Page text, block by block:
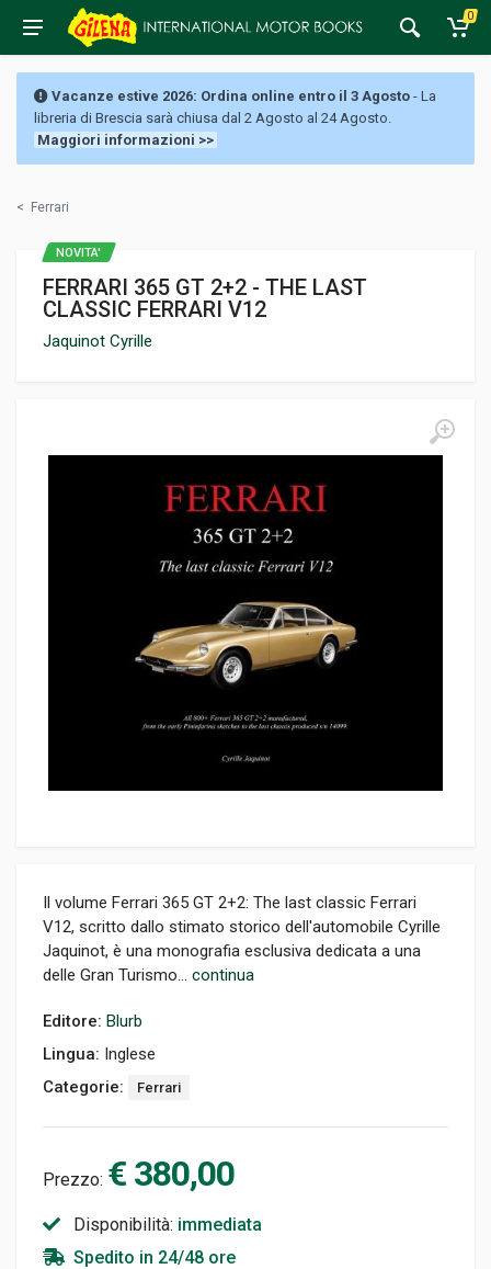
0
Vacanze estive 2026: Ordina online entro il 3 Agosto - La
libreria di Brescia sarà chiusa dal 2 Agosto al 24 Agosto.
Maggiori informazioni >>
< Ferrari
FERRARI 365 GT 2+2 - THE LAST
CLASSIC FERRARI V12
Jaquinot Cyrille
Il volume Ferrari 365 GT 2+2: The last classic Ferrari
V12, scritto dallo stimato storico dell'automobile Cyrille
Jaquinot, è una monografia esclusiva dedicata a una
delle Gran Turismo... continua
Editore: Blurb
Lingua: Inglese
Categorie:
Ferrari
NOVITA'
Prezzo: € 380,00
Disponibilità: immediata
Spedito in 24/48 ore